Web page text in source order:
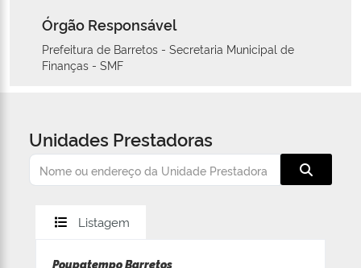
Órgão Responsável
Prefeitura de Barretos - Secretaria Municipal de
Finanças - SMF
Unidades Prestadoras
Listagem
Poupatempo Barretos